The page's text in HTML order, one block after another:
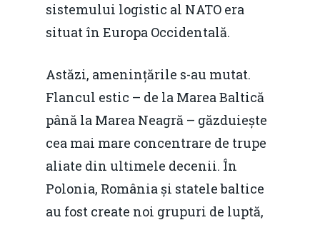
sistemului logistic al NATO era
situat în Europa Occidentală.
Astăzi, amenințările s-au mutat.
Flancul estic – de la Marea Baltică
până la Marea Neagră – găzduiește
cea mai mare concentrare de trupe
aliate din ultimele decenii. În
Polonia, România și statele baltice
au fost create noi grupuri de luptă,